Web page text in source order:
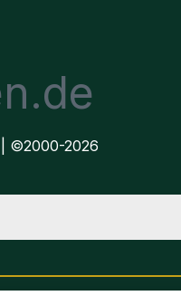
| ©2000-2026